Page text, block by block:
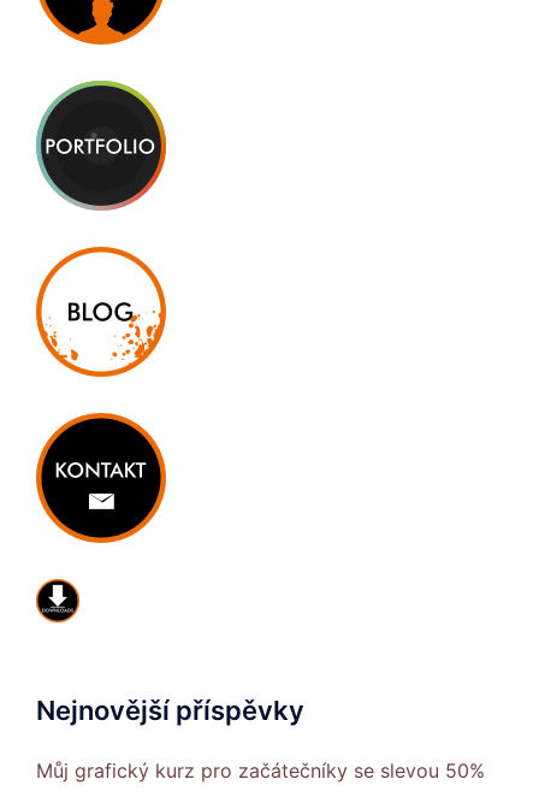
Nejnovější příspěvky
Můj grafický kurz pro začátečníky se slevou 50%